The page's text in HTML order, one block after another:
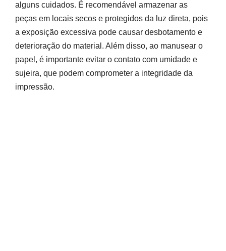
alguns cuidados. É recomendável armazenar as
peças em locais secos e protegidos da luz direta, pois
a exposição excessiva pode causar desbotamento e
deterioração do material. Além disso, ao manusear o
papel, é importante evitar o contato com umidade e
sujeira, que podem comprometer a integridade da
impressão.